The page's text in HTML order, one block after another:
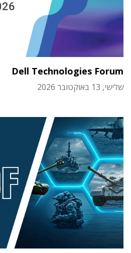
Dell Technologies Forum
שלישי, 13 באוקטובר 2026